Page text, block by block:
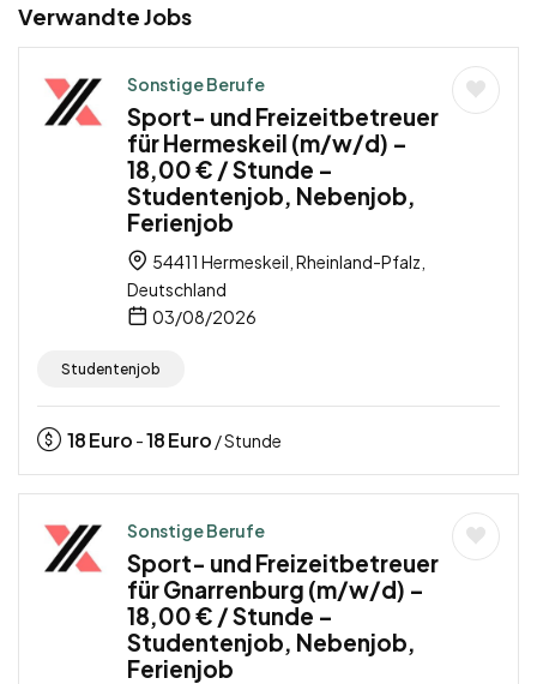
Verwandte Jobs
Sonstige Berufe
Sport- und Freizeitbetreuer
für Hermeskeil (m/w/d) –
18,00 € / Stunde –
Studentenjob, Nebenjob,
Ferienjob
54411 Hermeskeil, Rheinland-Pfalz,
Deutschland
03/08/2026
Studentenjob
18Euro -18Euro / Stunde
Sonstige Berufe
Sport- und Freizeitbetreuer
für Gnarrenburg (m/w/d) –
18,00 € / Stunde –
Studentenjob, Nebenjob,
Ferienjob